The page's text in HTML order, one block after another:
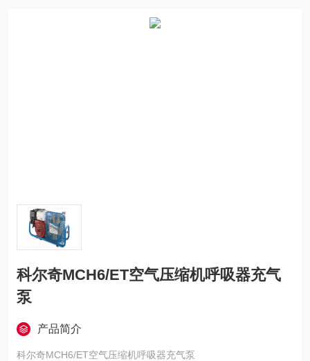
科尔奇MCH6/ET空气压缩机呼吸器充气
泵
产品简介
科尔奇MCH6/ET空气压缩机呼吸器充气泵